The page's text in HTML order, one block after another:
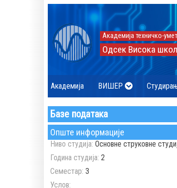
Академија техничко-
Одсек Висока
Академија ВИШЕР
Базе података
Опште информације
Ниво студија: Основне струковне
Година студија: 2
Семестар: 3
Услов: